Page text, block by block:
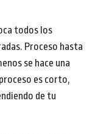
todos los
Proceso hasta
se hace una
es corto,
de tu